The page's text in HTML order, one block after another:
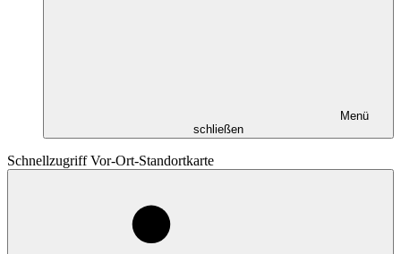
Menü
schließen
Schnellzugriff Vor-Ort-Standortkarte